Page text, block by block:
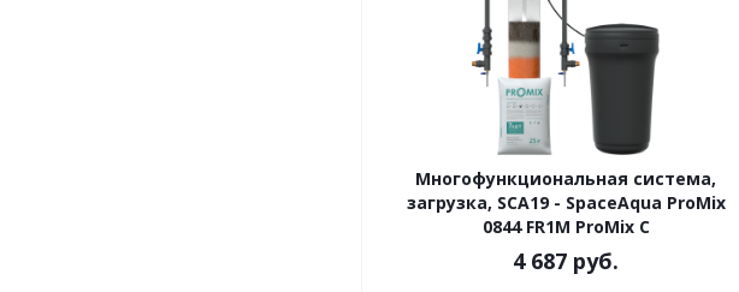
Многофункциональная система,
загрузка, SCA19 - SpaceAqua ProMix
0844 FR1M ProMix C
4 687 руб.